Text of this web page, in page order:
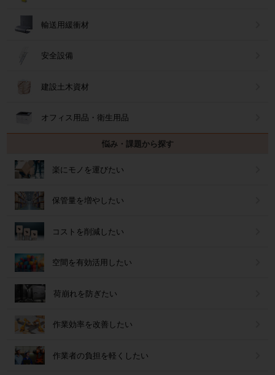
輸送用緩衝材
安全設備
建設土木資材
オフィス用品・衛生用品
悩み・課題から探す
楽にモノを運びたい
保管量を増やしたい
コストを削減したい
空間を有効活用したい
荷崩れを防ぎたい
作業効率を改善したい
作業者の負担を軽くしたい